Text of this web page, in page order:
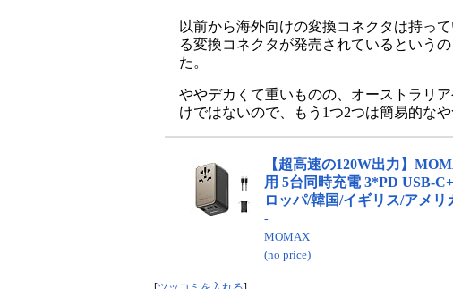
以前から海外向けの変換コネクタは持っ
る変換コネクタが発売されているという
た。
ややデカくて重いものの、オーストラリ
けではないので、もう1つ2つは簡易的な
【超高速の120W出力】
用 5台同時充電 3*PD USB-
ロッパ/韓国/イギリス/アメ
-
MOMAX
(no price)